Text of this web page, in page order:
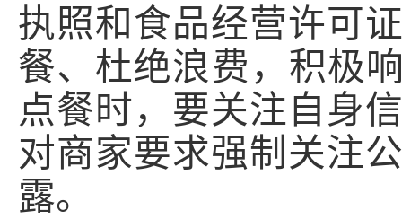
执照和食品经营许可
餐、杜绝浪费，积极
点餐时，要关注自身
对商家要求强制关注
露。